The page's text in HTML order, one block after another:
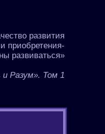
развития
приобретения-
развиваться»
Разум». Том 1